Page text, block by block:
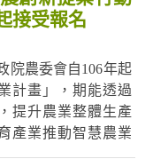
中心（以下簡稱
業商業模式導入工
農業商業模式
接受報名
院農委會自106年起
計畫」，期能透過
提升農業整體生產
產業推動智慧農業
計畫將舉辦國內行